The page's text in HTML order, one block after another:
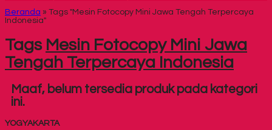
Beranda » Tags "Mesin Fotocopy Mini Jawa Tengah Terpercaya
Indonesia"
Tags Mesin Fotocopy Mini Jawa
Tengah Terpercaya Indonesia
Maaf, belum tersedia produk pada kategori
ini.
YOGYAKARTA